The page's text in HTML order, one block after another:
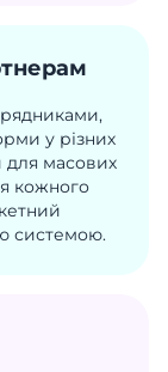
у різних
для масових
кожного
системою.